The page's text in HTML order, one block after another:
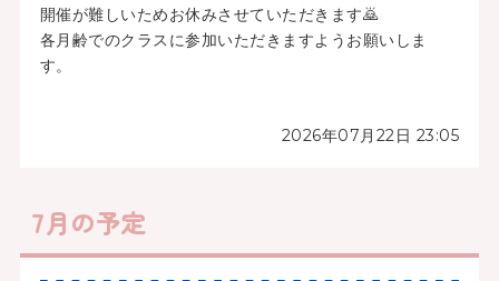
開催が難しいためお休みさせていただきます🙇
各月齢でのクラスに参加いただきますようお願いしま
す。
2026年07月22日 23:05
7月の予定